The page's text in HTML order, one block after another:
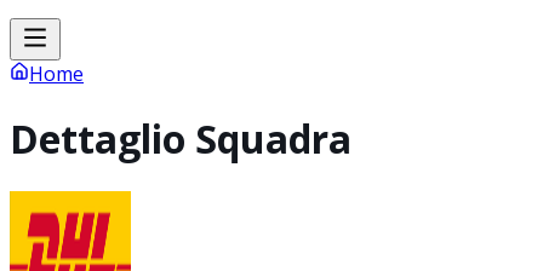
Home
Dettaglio Squadra